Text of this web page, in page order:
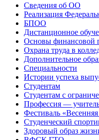
Сведения об ОО
Реализация
БПОО
Дистанционное
Основы финансовой
Охрана труда в
Дополнительное
Специальности
Истории успеха
Студентам
Студентам с
Профессия —
Фестиваль «Весенняя
Студенческий
Здоровый образ